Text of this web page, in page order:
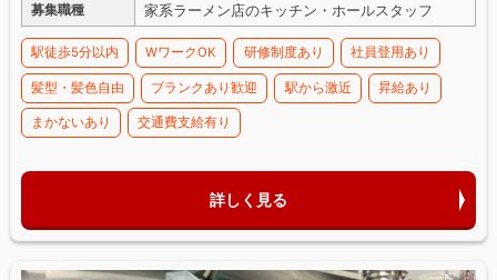
募集職種 家系ラーメン店のキッチン・ホールスタッフ
駅徒歩5分以内 WワークOK 研修制度あり 社員登用あり
髪型・髪色自由 ブランクあり歓迎 駅から激近 昇給あり
まかないあり 交通費支給有り
詳しく見る